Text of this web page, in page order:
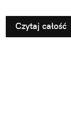
Czytaj całość